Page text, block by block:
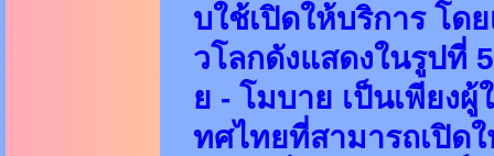
บใช้เปิดให้บริการ โด
วโลกดังแสดงในรูปที่
ย - โมบาย เป็นเพียง
ทศไทยที่สามารถเปิด